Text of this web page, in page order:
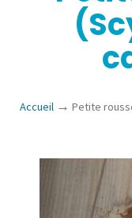
Accueil → Petite